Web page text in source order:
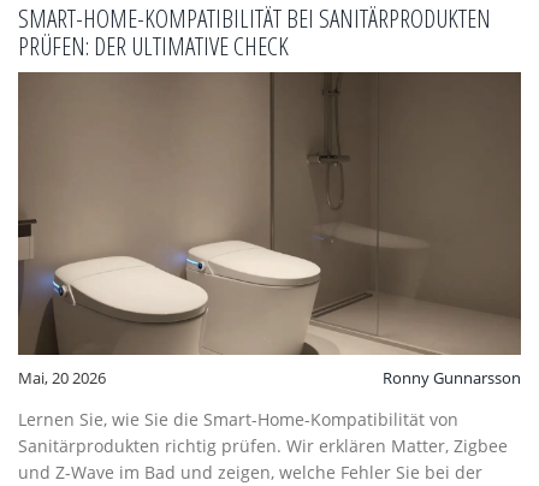
SMART-HOME-KOMPATIBILITÄT BEI SANITÄRPRODUKTEN
PRÜFEN: DER ULTIMATIVE CHECK
Mai, 20 2026 Ronny Gunnarsson
Lernen Sie, wie Sie die Smart-Home-Kompatibilität von
Sanitärprodukten richtig prüfen. Wir erklären Matter, Zigbee
und Z-Wave im Bad und zeigen, welche Fehler Sie bei der